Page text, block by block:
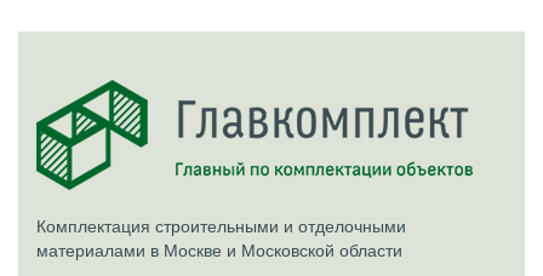
Комплектация строительными и отделочными
материалами в Москве и Московской области